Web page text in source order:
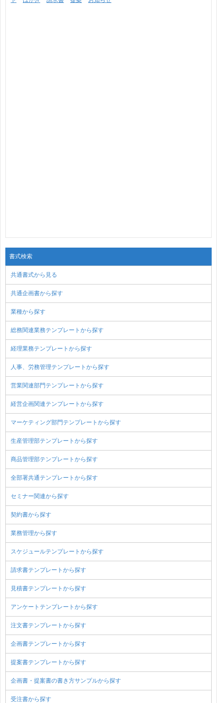
書式検索
共通書式から見る
共通企画書から探す
業種から探す
総務関連業務テンプレートから探す
経理業務テンプレートから探す
人事、労務管理テンプレートから探す
営業関連部門テンプレートから探す
経営企画関連テンプレートから探す
マーケティング部門テンプレートから探す
生産管理部テンプレートから探す
商品管理部テンプレートから探す
全部署共通テンプレートから探す
セミナー関連から探す
契約書から探す
業務管理から探す
スケジュールテンプレートから探す
請求書テンプレートから探す
見積書テンプレートから探す
アンケートテンプレートから探す
注文書テンプレートから探す
企画書テンプレートから探す
提案書テンプレートから探す
企画書・提案書の書き方サンプルから探す
受注書から探す